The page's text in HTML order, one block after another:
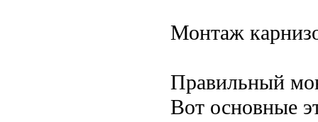
Монтаж
Правильный
Вот основные